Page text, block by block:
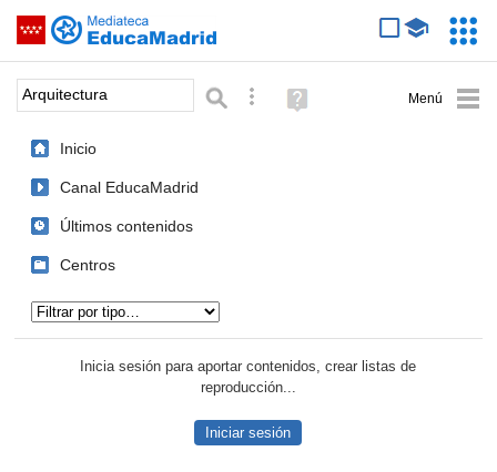
Saltar navegación
Palabra o frase: Búsqueda avanzada
Ayuda
(en
Inicio
Canal EducaMadrid
Últimos contenidos
Centros
Inicia sesión para aportar contenidos, crear listas de
reproducción...
Iniciar sesión